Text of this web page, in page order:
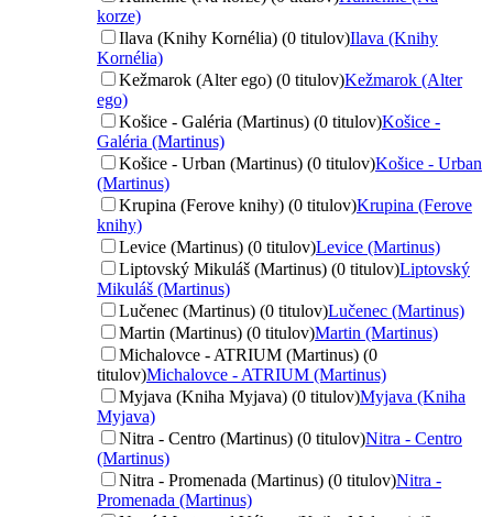
korze)
Ilava (Knihy Kornélia) (0 titulov)Ilava (Knihy
Kornélia)
Kežmarok (Alter ego) (0 titulov)Kežmarok (Alter
ego)
Košice - Galéria (Martinus) (0 titulov)Košice -
Galéria (Martinus)
Košice - Urban (Martinus) (0 titulov)Košice - Urban
(Martinus)
Krupina (Ferove knihy) (0 titulov)Krupina (Ferove
knihy)
Levice (Martinus) (0 titulov)Levice (Martinus)
Liptovský Mikuláš (Martinus) (0 titulov)Liptovský
Mikuláš (Martinus)
Lučenec (Martinus) (0 titulov)Lučenec (Martinus)
Martin (Martinus) (0 titulov)Martin (Martinus)
Michalovce - ATRIUM (Martinus) (0
titulov)Michalovce - ATRIUM (Martinus)
Myjava (Kniha Myjava) (0 titulov)Myjava (Kniha
Myjava)
Nitra - Centro (Martinus) (0 titulov)Nitra - Centro
(Martinus)
Nitra - Promenada (Martinus) (0 titulov)Nitra -
Promenada (Martinus)